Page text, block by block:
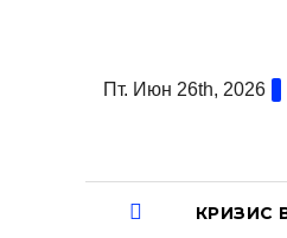
содержаниюПт. Июн 26th, 2026
КРИЗИС